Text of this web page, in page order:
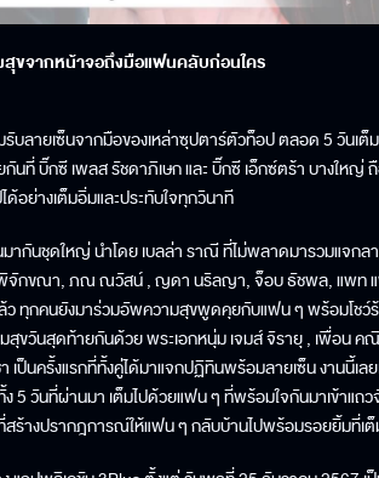
สุขจากหน้าจอถึงมือแฟนคลับก่อนใคร
ยเซ็นจากมือของเหล่าซุปตาร์ตัวท็อป ตลอด 5 วันเต็
บิ๊กซี เพลส รัชดาภิเษก และ บิ๊กซี เอ็กซ์ตร้า บางใหญ่
อย่างเต็มอิ่มและประทับใจทุกวินาที
ชุดใหญ่ นำโดย เบลล่า ราณี ที่ไม่พลาดมารวมแจกล
พิจักขณา, ภณ ณวัสน์ , ญดา นริลญา, จ็อบ ธัชพล, แพท
กคนยังมาร่วมอัพความสุขพูดคุยกับแฟน ๆ พร้อมโชว์ร้
สุขวันสุดท้ายกันด้วย พระเอกหนุ่ม เจมส์ จิรายุ , เพื่อน
เป็นครั้งแรกที่ทั้งคู่ได้มาแจกปฏิทินพร้อมลายเซ็น งานนี้เ
5 วันที่ผ่านมา เต็มไปด้วยแฟน ๆ ที่พร้อมใจกันมาเข้าแถ
ร้างปรากฎการณ์ให้แฟน ๆ กลับบ้านไปพร้อมรอยยิ้มที่เต็